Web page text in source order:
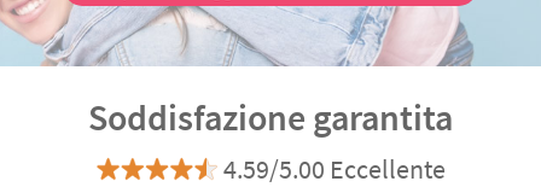
Soddisfazione garantita
4.59/5.00 Eccellente